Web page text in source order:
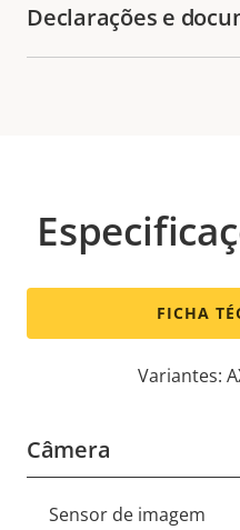
Declarações e
FICHA
Variantes:
Câmera
Descrição
Sensor de imagem